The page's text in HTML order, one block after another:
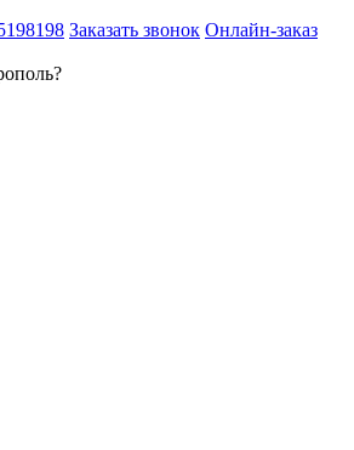
Заказать звонок Онлайн-заказ